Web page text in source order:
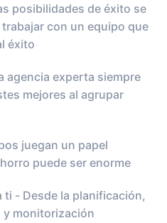
posibilidades de éxito se
con un equipo que
éxito
agencia experta siempre
mejores al agrupar
juegan un papel
puede ser enorme
ti - Desde la planificación,
monitorización